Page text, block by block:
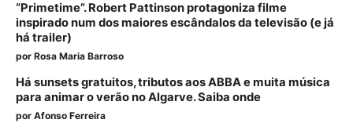
“Primetime”. Robert Pattinson protagoniza filme
inspirado num dos maiores escândalos da televisão (e já
há trailer)
por Rosa Maria Barroso
Há sunsets gratuitos, tributos aos ABBA e muita música
para animar o verão no Algarve. Saiba onde
por Afonso Ferreira